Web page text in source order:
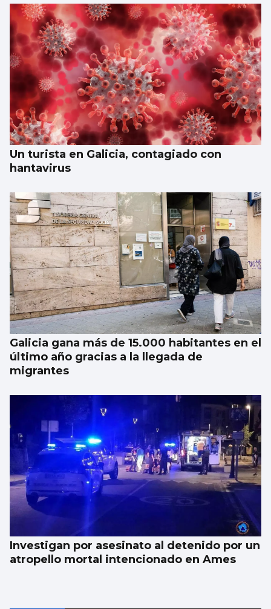
Un turista en Galicia, contagiado con
hantavirus
Galicia gana más de 15.000 habitantes en el
último año gracias a la llegada de
migrantes
Investigan por asesinato al detenido por un
atropello mortal intencionado en Ames